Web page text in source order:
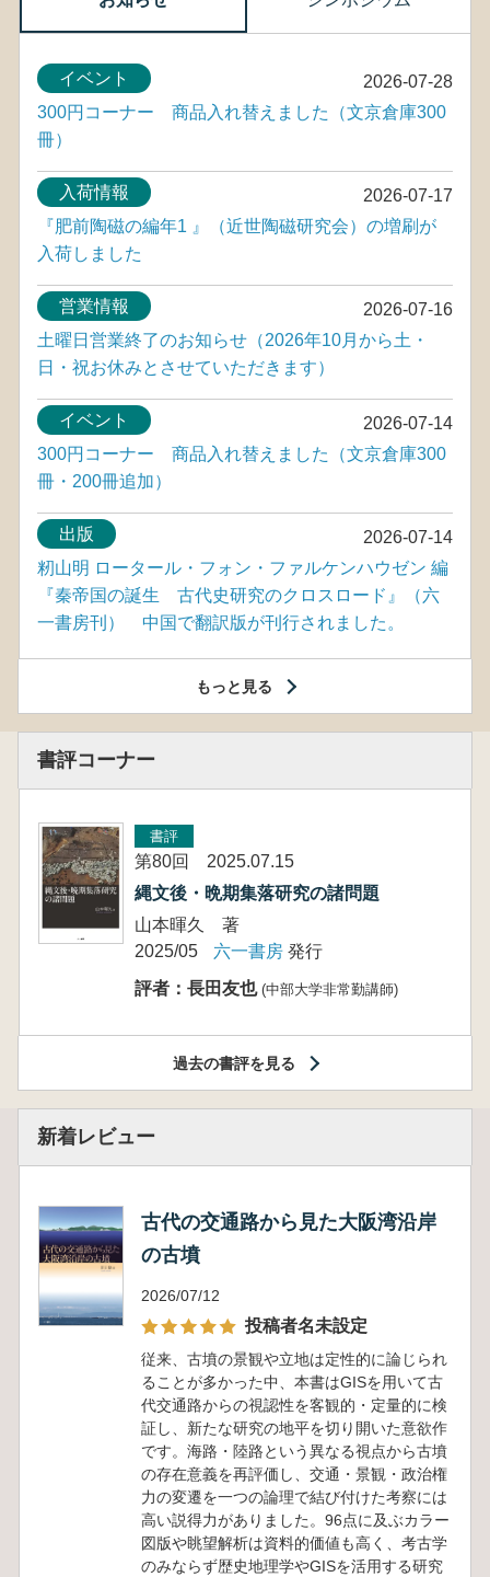
2026-07-28
イベント
300円コーナー 商品入れ替えました（文京倉庫300
冊）
2026-07-17
入荷情報
『肥前陶磁の編年1 』（近世陶磁研究会）の増刷が
入荷しました
2026-07-16
営業情報
土曜日営業終了のお知らせ（2026年10月から土・
日・祝お休みとさせていただきます）
2026-07-14
イベント
300円コーナー 商品入れ替えました（文京倉庫300
冊・200冊追加）
2026-07-14
出版
籾山明 ロータール・フォン・ファルケンハウゼン 編
『秦帝国の誕生 古代史研究のクロスロード』（六
一書房刊） 中国で翻訳版が刊行されました。
もっと見る
書評コーナー
書評
第80回 2025.07.15
縄文後・晩期集落研究の諸問題
山本暉久 著
2025/05
六一書房 発行
評者：長田友也 (中部大学非常勤講師)
過去の書評を見る
新着レビュー
古代の交通路から見た大阪湾沿岸
の古墳
2026/07/12
投稿者名未設定
従来、古墳の景観や立地は定性的に論じられ
ることが多かった中、本書はGISを用いて古
代交通路からの視認性を客観的・定量的に検
証し、新たな研究の地平を切り開いた意欲作
です。海路・陸路という異なる視点から古墳
の存在意義を再評価し、交通・景観・政治権
力の変遷を一つの論理で結び付けた考察には
高い説得力がありました。96点に及ぶカラー
図版や眺望解析は資料的価値も高く、考古学
のみならず歴史地理学やGISを活用する研究